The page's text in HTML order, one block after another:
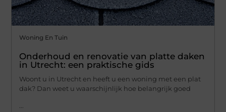
Woning En Tuin
Onderhoud en renovatie van platte daken
in Utrecht: een praktische gids
Woont u in Utrecht en heeft u een woning met een plat
dak? Dan weet u waarschijnlijk hoe belangrijk goed